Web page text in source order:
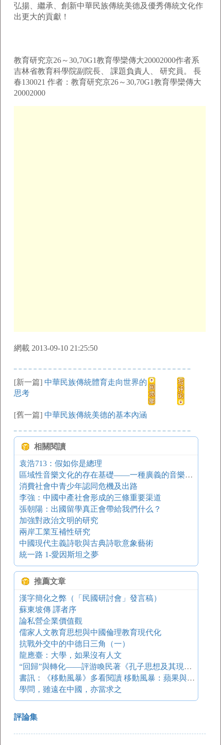
弘揚、繼承、創新中華民族傳統美德及優秀傳統文化作
出更大的貢獻！
教育研究京26～30,70G1教育學欒傳大20002000作者系
吉林省教育科學院副院長、 課題負責人、 研究員。 長
春130021 作者：教育研究京26～30,70G1教育學欒傳大
20002000
網載 2013-09-10 21:25:50
[新一篇] 中華民族傳統體育走向世界的
思考
[舊一篇] 中華民族傳統美德的基本內涵
相關閱讀
袁浩713：假如你是總理
區域性音樂文化的存在基礎——一種廣義的音樂文化學探索
消費社會中青少年認同危機及出路
李強：中國中產社會形成的三條重要渠道
張朝陽：出國留學真正會帶給我們什么？
加強對政治文明的研究
兩岸工業互補性研究
中國現代主義詩歌與古典詩歌意象藝術
統一路 1-愛因斯坦之夢
推薦文章
漢字簡化之弊（「民國研討會」發言稿）
蘇東坡傳 譯者序
論私營企業價值觀
儒家人文教育思想與中國倫理教育現代化
抗戰外交中的中德日三角（一）
龍應臺：大學，如果沒有人文
“回歸”與轉化——評游喚民著《孔子思想及其現代意義》
書訊：《移動風暴》多看閱讀 移動風暴：蘋果與谷歌的科技之戰
學問，雖遠在中國，亦當求之
評論集